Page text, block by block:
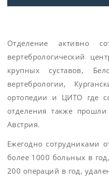
Отделение активно
вертебрологический
крупных суставов,
вертебрологии,
ортопедии и ЦИТО где
отделения также
Австрия.
Ежегодно сотрудниками
более 1000 больных в
200 операций в год,